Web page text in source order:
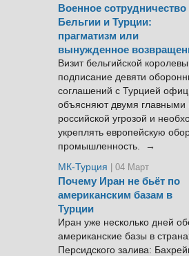
Военное сотрудничество
Бельгии и Турции:
прагматизм или
вынужденное
Визит бельгийской
подписание девяти
соглашений с Турцией
объясняют двумя главными
российской угрозой и
укреплять европейскую
промышленность. →
МК-Турция
| 04 Март
Почему Иран не бьёт по
американским базам в
Турции
Иран уже несколько дней
американские базы в
Персидского залива: